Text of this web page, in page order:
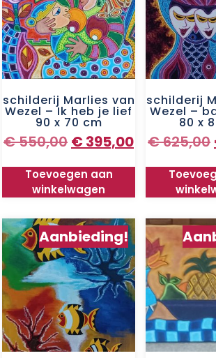
schilderij Marlies van
Wezel – Ik heb je lief
90 x 70 cm
€550,00 € 395,00
Toevoegen aan
winkelwagen
schilderij
Wezel –
80 x
€625,00
Aanbieding!